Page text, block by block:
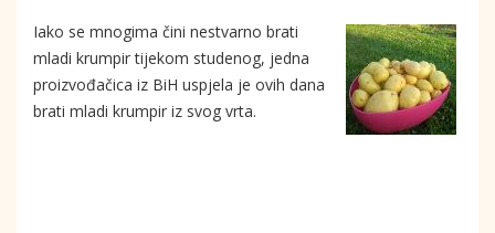
Iako se mnogima čini nestvarno brati
mladi krumpir tijekom studenog, jedna
proizvođačica iz BiH uspjela je ovih dana
brati mladi krumpir iz svog vrta.